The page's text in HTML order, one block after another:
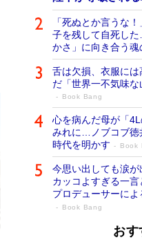
「死ぬとか言うな
子を残して自死し
かさ」に向き合う魂
舌は欠損、衣服に
だ「世界一不気味
Book Bang
心を病んだ母が「
みれに…ノブコブ徳
時代を明かす
Book
今思い出しても涙
カッコよすぎる一
プロデューサーに
Book Bang
「宇宙兄弟」最
おす